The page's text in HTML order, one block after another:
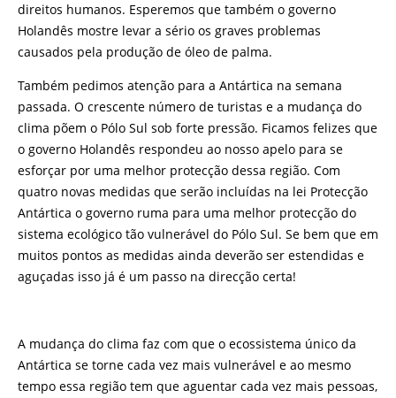
direitos humanos. Esperemos que também o governo
Holandês mostre levar a sério os graves problemas
causados pela produção de óleo de palma.
Também pedimos atenção para a Antártica na semana
passada. O crescente número de turistas e a mudança do
clima põem o Pólo Sul sob forte pressão. Ficamos felizes que
o governo Holandês respondeu ao nosso apelo para se
esforçar por uma melhor protecção dessa região. Com
quatro novas medidas que serão incluídas na lei Protecção
Antártica o governo ruma para uma melhor protecção do
sistema ecológico tão vulnerável do Pólo Sul. Se bem que em
muitos pontos as medidas ainda deverão ser estendidas e
aguçadas isso já é um passo na direcção certa!
A mudança do clima faz com que o ecossistema único da
Antártica se torne cada vez mais vulnerável e ao mesmo
tempo essa região tem que aguentar cada vez mais pessoas,